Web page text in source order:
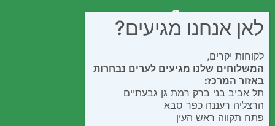
לאן אנחנו מגיעים?
לקוחות יקרים,
המשלוחים שלנו מגיעים לערים נבחרות
באזור המרכז:
תל אביב בני ברק רמת גן גבעתיים
הרצליה רעננה כפר סבא
פתח תקווה ראש העין